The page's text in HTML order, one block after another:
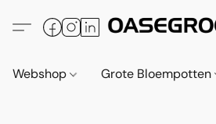
Webshop Grote Bloempotten